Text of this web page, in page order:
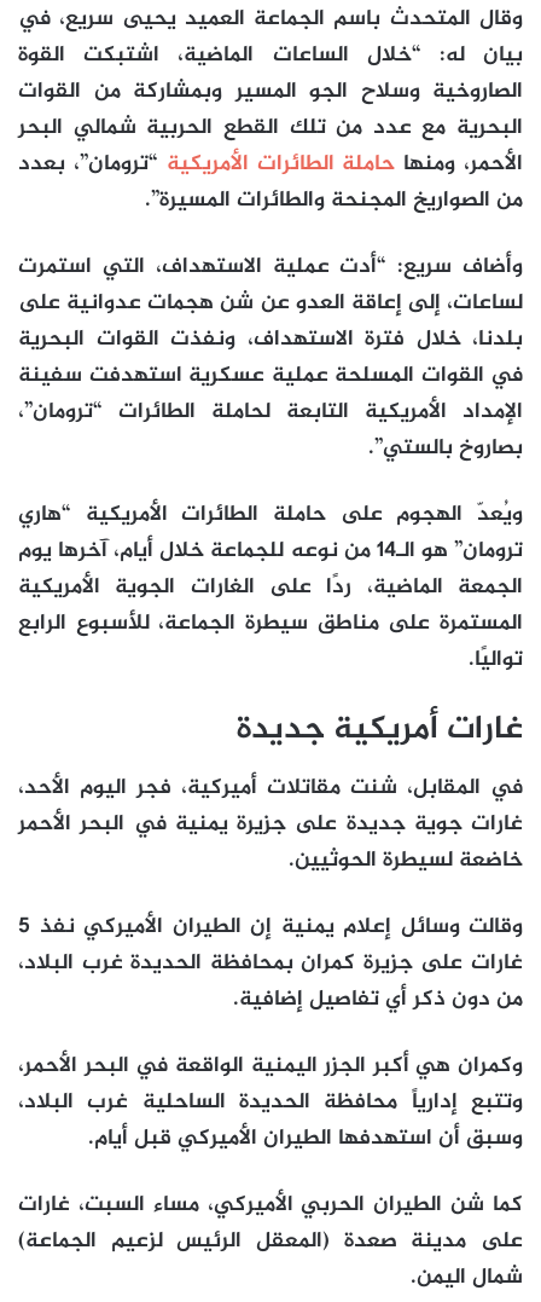
وقال المتحدث باسم الجماعة العميد يحيى سريع، في
بيان له: “خلال الساعات الماضية، اشتبكت القوة
الصاروخية وسلاح الجو المسير وبمشاركة من القوات
البحرية مع عدد من تلك القطع الحربية شمالي البحر
الأحمر، ومنها حاملة الطائرات الأمريكية “ترومان”، بعدد
من الصواريخ المجنحة والطائرات المسيرة”.
وأضاف سريع: “أدت عملية الاستهداف، التي استمرت
لساعات، إلى إعاقة العدو عن شن هجمات عدوانية على
بلدنا، خلال فترة الاستهداف، ونفذت القوات البحرية
في القوات المسلحة عملية عسكرية استهدفت سفينة
الإمداد الأمريكية التابعة لحاملة الطائرات “ترومان”،
بصاروخ بالستي”.
ويُعدّ الهجوم على حاملة الطائرات الأمريكية “هاري
ترومان” هو الـ14 من نوعه للجماعة خلال أيام، آخرها يوم
الجمعة الماضية، ردًا على الغارات الجوية الأمريكية
المستمرة على مناطق سيطرة الجماعة، للأسبوع الرابع
تواليًا.
غارات أمريكية جديدة
في المقابل، شنت مقاتلات أميركية، فجر اليوم الأحد،
غارات جوية جديدة على جزيرة يمنية في البحر الأحمر
خاضعة لسيطرة الحوثيين.
وقالت وسائل إعلام يمنية إن الطيران الأميركي نفذ 5
غارات على جزيرة كمران بمحافظة الحديدة غرب البلاد،
من دون ذكر أي تفاصيل إضافية.
وكمران هي أكبر الجزر اليمنية الواقعة في البحر الأحمر،
وتتبع إدارياً محافظة الحديدة الساحلية غرب البلاد،
وسبق أن استهدفها الطيران الأميركي قبل أيام.
كما شن الطيران الحربي الأميركي، مساء السبت، غارات
على مدينة صعدة (المعقل الرئيس لزعيم الجماعة)
شمال اليمن.